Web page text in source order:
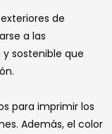
de
a las
sostenible que
para imprimir los
Además, el color